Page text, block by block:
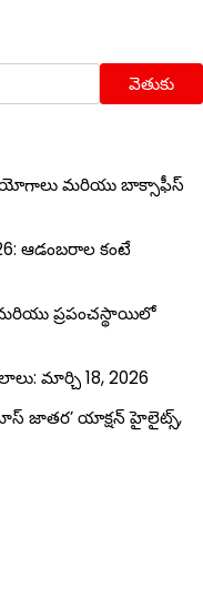
వెతుకు
మరియు బాక్సాఫీస్
ఆడంబరాల కంటే
ప్రపంచస్థాయిలో
మార్చి 18, 2026
జాతర’ యాక్షన్ హైలైట్స్,